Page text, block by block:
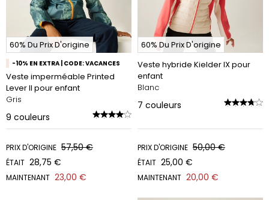
60% Du Prix D'origine
-10% EN EXTRA | CODE: VACANCES
Veste imperméable Printed
Lever II pour enfant
Gris
9 couleurs
PRIX D'ORIGINE 57,50 €
ÉTAIT 28,75 €
MAINTENANT 23,00 €
60% Du Prix D'origine
Veste hybride Kielder IX pour
enfant
Blanc
7 couleurs
PRIX D'ORIGINE 50,00 €
ÉTAIT 25,00 €
MAINTENANT 20,00 €